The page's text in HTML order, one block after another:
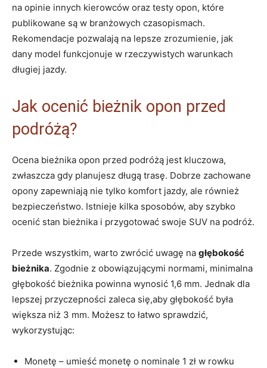
na opinie innych kierowców oraz testy opon, które
publikowane są w branżowych czasopismach.
Rekomendacje pozwalają na lepsze zrozumienie, jak
dany model funkcjonuje w rzeczywistych warunkach
długiej jazdy.
Jak ocenić bieżnik opon przed
podróżą?
Ocena bieżnika opon przed podróżą jest kluczowa,
zwłaszcza gdy planujesz długą trasę. Dobrze zachowane
opony zapewniają nie tylko komfort jazdy, ale również
bezpieczeństwo. Istnieje kilka sposobów, aby szybko
ocenić stan bieżnika i przygotować swoje SUV na podróż.
Przede wszystkim, warto zwrócić uwagę na głębokość
bieżnika. Zgodnie z obowiązującymi normami, minimalna
głębokość bieżnika powinna wynosić 1,6 mm. Jednak dla
lepszej przyczepności zaleca się,aby głębokość była
większa niż 3 mm. Możesz to łatwo sprawdzić,
wykorzystując:
Monetę – umieść monetę o nominale 1 zł w rowku